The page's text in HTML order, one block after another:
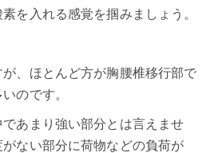
を入れる感覚を掴みましょう。
、ほとんど方が胸腰椎移行部で
のです。
あまり強い部分とは言えませ
ない部分に荷物などの負荷が